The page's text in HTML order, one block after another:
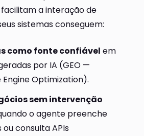
a interação de
sistemas conseguem:
como fonte confiável em
por IA (GEO —
Optimization).
sem intervenção
o agente preenche
consulta APIs